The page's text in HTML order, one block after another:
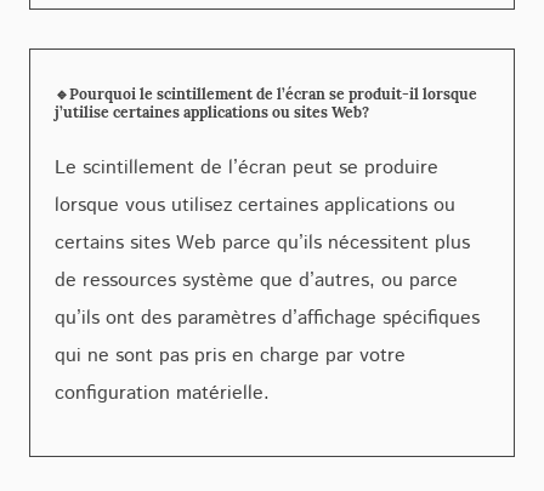
🔹Pourquoi le scintillement de l’écran se produit-il lorsque
j’utilise certaines applications ou sites Web?
Le scintillement de l’écran peut se produire
lorsque vous utilisez certaines applications ou
certains sites Web parce qu’ils nécessitent plus
de ressources système que d’autres, ou parce
qu’ils ont des paramètres d’affichage spécifiques
qui ne sont pas pris en charge par votre
configuration matérielle.